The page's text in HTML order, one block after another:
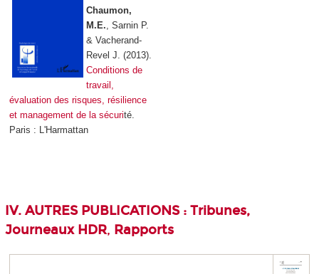
Chaumon,
M.E., Sarnin P.
& Vacherand-
Revel J. (2013).
Conditions de
travail,
évaluation des risques, résilience
et management de la sécurité.
Paris : L'Harmattan
IV. AUTRES PUBLICATIONS : Tribunes,
Journeaux HDR, Rapports